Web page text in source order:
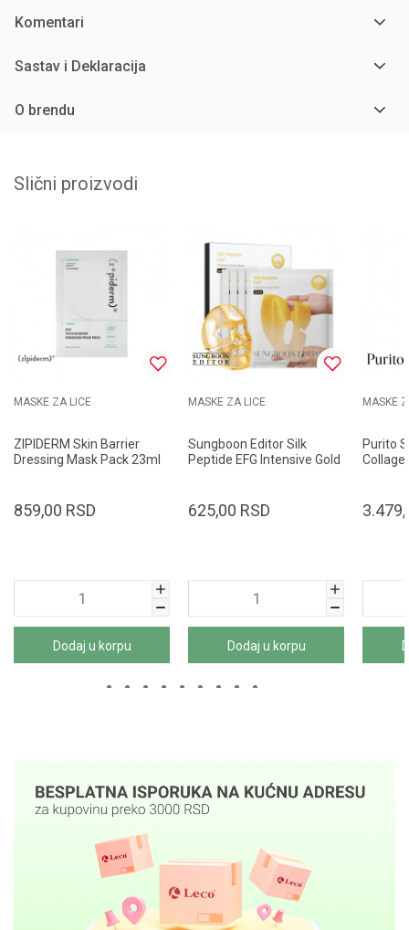
Komentari
Sastav i Deklaracija
O brendu
Slični proizvodi
MASKE ZA LICE
ZIPIDERM Skin Barrier
Dressing Mask Pack 23ml
859,00 RSD
Dodaj u korpu
MASKE ZA LICE
Sungboon Editor Silk
Peptide EFG Intensive Gold
625,00 RSD
Dodaj u korpu
MASKE
Purito